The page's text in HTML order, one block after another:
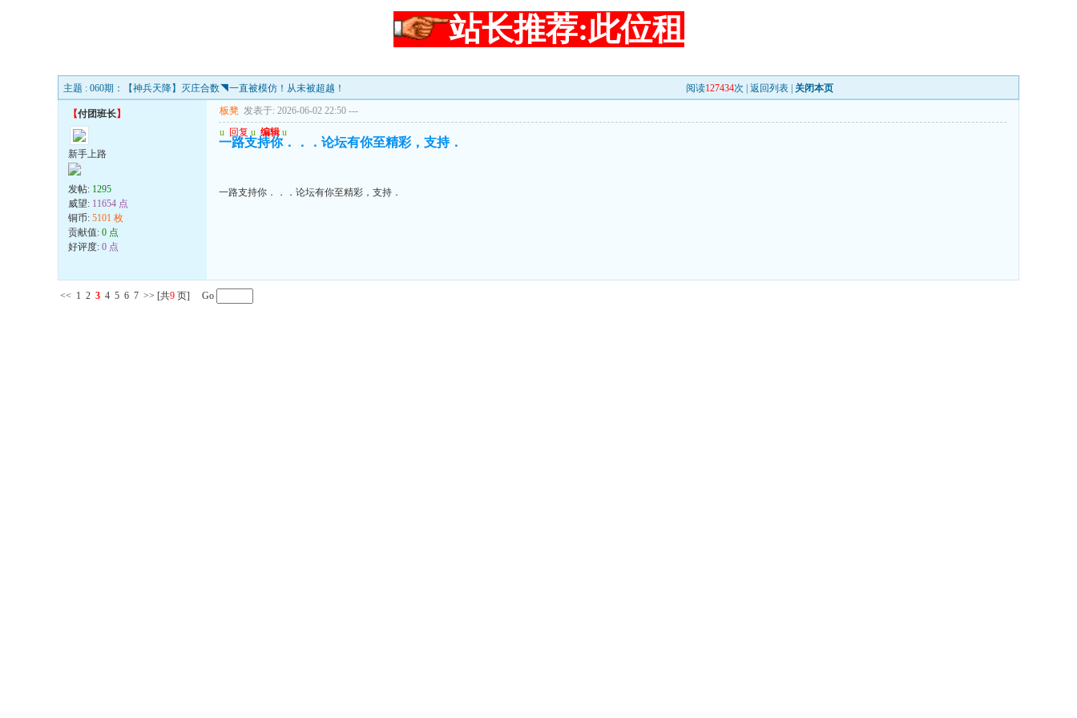
站长推荐:此位租
主题 : 060期：【神兵天降】灭庄合数◥一直被模仿！从未被超越！ 阅读127434次 | 返回列表 关闭本页
【付团班长】
新手上路
发帖: 1295
威望: 11654 点
铜币: 5101 枚
贡献值: 0 点
好评度: 0 点
板凳 发表于: 2026-06-02 22:50 ---
u 回复 u 编辑 u
一路支持你．．．论坛有你至精彩，支持．
一路支持你．．．论坛有你至精彩，支持．
<< 1 2 3 4 5 6 7 >> [共9 页] Go